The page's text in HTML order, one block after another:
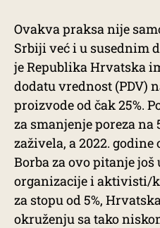
Ovakva praksa nije
Srbiji već i u susednim
je Republika Hrvatska
dodatu vrednost (PDV)
proizvode od čak 25%.
za smanjenje poreza na
zaživela, a 2022. godine
Borba za ovo pitanje
organizacije i aktivisti/
za stopu od 5%,
okruženju sa tako